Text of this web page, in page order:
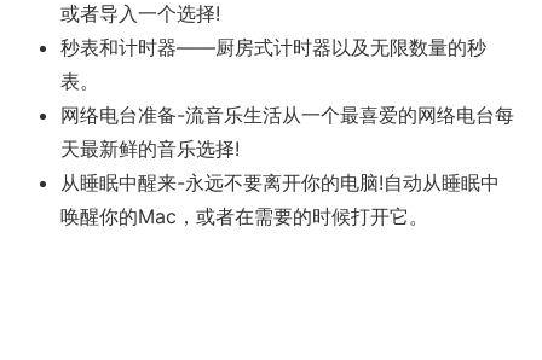
或者导入一个选择!
秒表和计时器——厨房式计时器以及无限数量的秒
表。
网络电台准备-流音乐生活从一个最喜爱的网络电台每
天最新鲜的音乐选择!
从睡眠中醒来-永远不要离开你的电脑!自动从睡眠中
唤醒你的Mac，或者在需要的时候打开它。